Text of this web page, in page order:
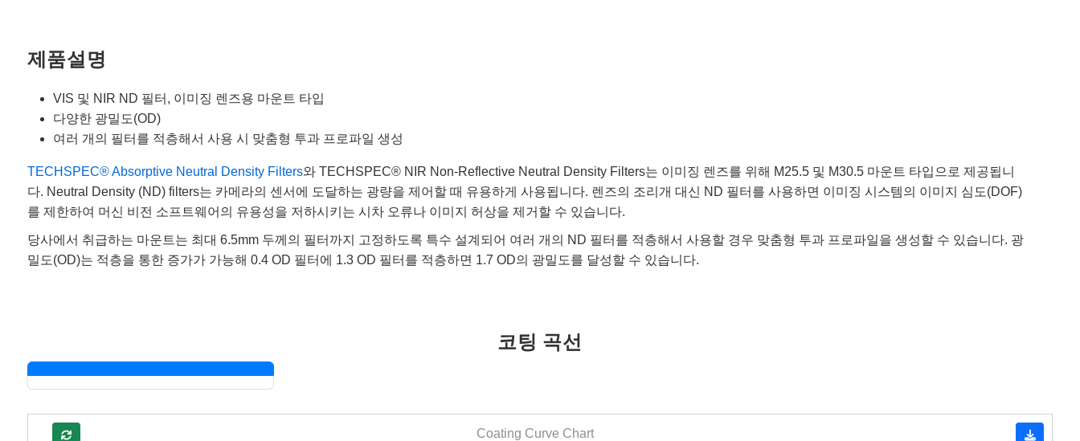
제품설명
VIS 및 NIR ND 필터, 이미징 렌즈용 마운트 타입
다양한 광밀도(OD)
여러 개의 필터를 적층해서 사용 시 맞춤형 투과 프로파일 생성
TECHSPEC® Absorptive Neutral Density Filters와 TECHSPEC® NIR Non-Reflective Neutral Density Filters는 이미징 렌즈를 위해 M25.5 및 M30.5 마운트 타입으로 제공됩니
다. Neutral Density (ND) filters는 카메라의 센서에 도달하는 광량을 제어할 때 유용하게 사용됩니다. 렌즈의 조리개 대신 ND 필터를 사용하면 이미징 시스템의 이미지 심도(DOF)
를 제한하여 머신 비전 소프트웨어의 유용성을 저하시키는 시차 오류나 이미지 허상을 제거할 수 있습니다.
당사에서 취급하는 마운트는 최대 6.5mm 두께의 필터까지 고정하도록 특수 설계되어 여러 개의 ND 필터를 적층해서 사용할 경우 맞춤형 투과 프로파일을 생성할 수 있습니다. 광
밀도(OD)는 적층을 통한 증가가 가능해 0.4 OD 필터에 1.3 OD 필터를 적층하면 1.7 OD의 광밀도를 달성할 수 있습니다.
코팅 곡선
Coating Curve Chart